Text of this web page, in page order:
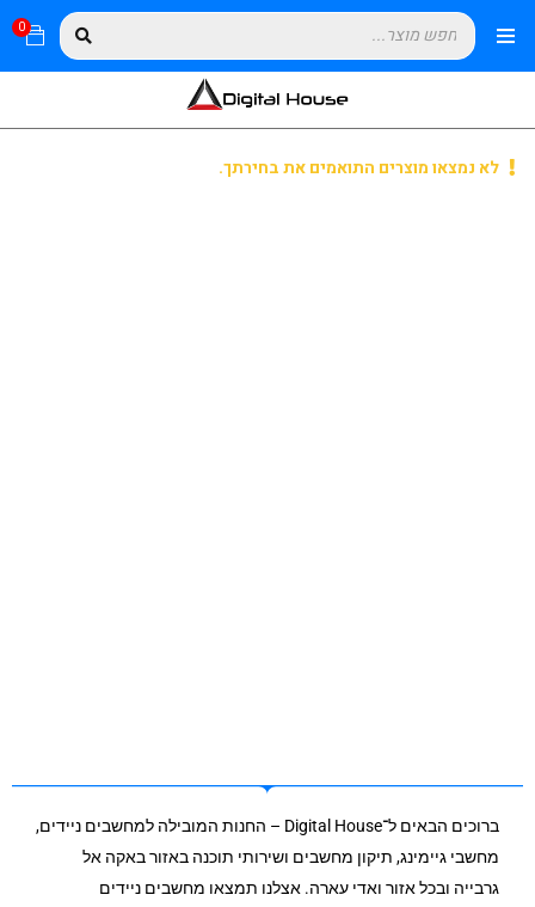
0
לא נמצאו מוצרים התואמים את בחירתך.
ברוכים הבאים ל־Digital House – החנות המובילה למחשבים ניידים,
מחשבי גיימינג, תיקון מחשבים ושירותי תוכנה באזור באקה אל
גרבייה ובכל אזור ואדי עארה. אצלנו תמצאו מחשבים ניידים